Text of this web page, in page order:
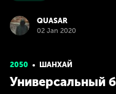
QUASAR
02 Jan 2020
2050 ШАНХАЙ
Универсальный